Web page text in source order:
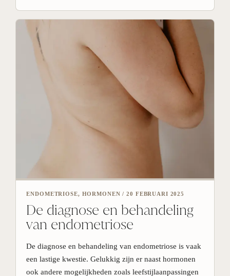
ENDOMETRIOSE, HORMONEN / 20 FEBRUARI 2025
De diagnose en behandeling
van endometriose
De diagnose en behandeling van endometriose is vaak
een lastige kwestie. Gelukkig zijn er naast hormonen
ook andere mogelijkheden zoals leefstijlaanpassingen